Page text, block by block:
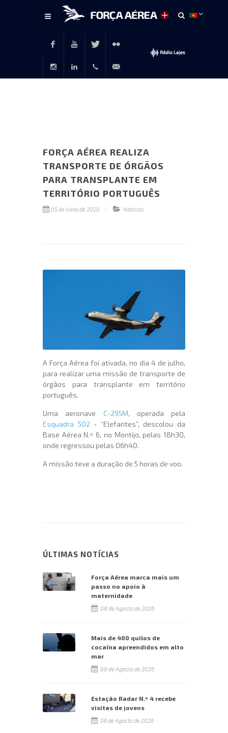
FacebookYoutubeTwitter Flickr
FORÇA AÉREA REALIZA
TRANSPORTE DE ÓRGÃOS
PARA TRANSPLANTE EM
TERRITÓRIO PORTUGUÊS
05 de Julho de 2020 Notícias
A Força Aérea foi ativada, no dia 4 de julho,
para realizar uma missão de transporte de
órgãos para transplante em território
português.
Uma aeronave C-295M, operada pela
Esquadra 502- “Elefantes”, descolou da
Base Aérea N.º 6, no Montijo, pelas 18h30,
onde regressou pelas 06h40.
A missão teve a duração de 5 horas de voo.
ÚLTIMAS NOTÍCIAS
Força Aérea marca mais um
passo no apoio à
maternidade
08 de Agosto de 2026
Mais de 400 quilos de
cocaína apreendidos em alto
mar
08 de Agosto de 2026
Estação Radar N.º 4 recebe
visitas de jovens
06 de Agosto de 2026